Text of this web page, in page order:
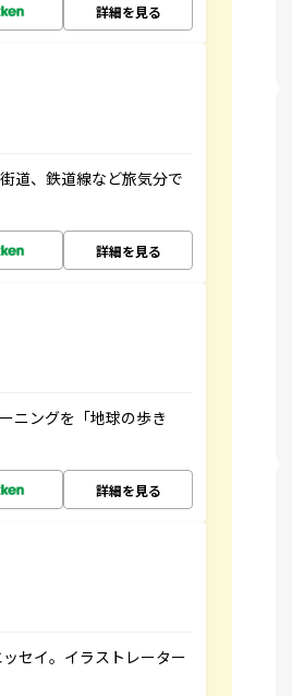
詳細を見る
道、鉄道線など旅気分で
詳細を見る
ニングを「地球の歩き
詳細を見る
セイ。イラストレーター